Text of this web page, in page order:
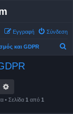
Σύνδεση
Εγγραφή
και GDPR
• Σελίδα 1 από 1